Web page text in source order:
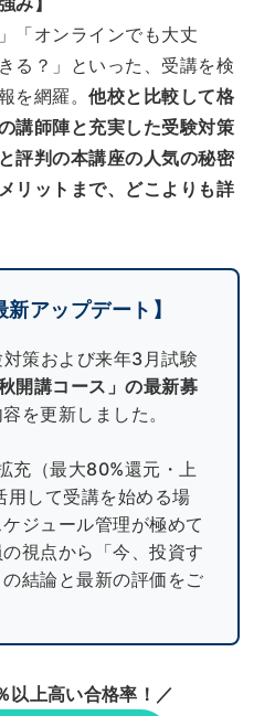
「オンラインでも大丈
る？」といった、受講を検
を網羅。他校と比較して格
講師陣と充実した受験対策
評判の本講座の人気の秘密
リットまで、どこよりも詳
アップデート】
策および来年3月試験
開講コース」の最新募
を更新しました。
充（最大80%還元・上
して受講を始める場
ジュール管理が極めて
視点から「今、投資す
結論と最新の評価をご
以上高い合格率！／